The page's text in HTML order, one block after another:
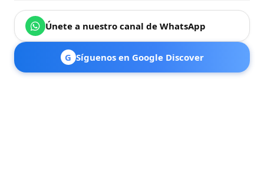
Únete a nuestro canal de WhatsApp
G Síguenos en Google Discover